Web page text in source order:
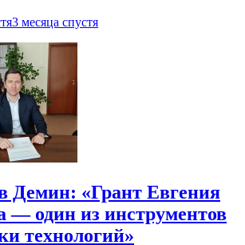
3 месяца спустя
Демин: «Грант Евгения
— один из инструментов
технологий»